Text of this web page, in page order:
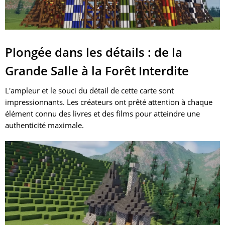
Plongée dans les détails : de la
Grande Salle à la Forêt Interdite
L'ampleur et le souci du détail de cette carte sont
impressionnants. Les créateurs ont prêté attention à chaque
élément connu des livres et des films pour atteindre une
authenticité maximale.